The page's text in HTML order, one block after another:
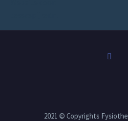
2021 © Copyrights